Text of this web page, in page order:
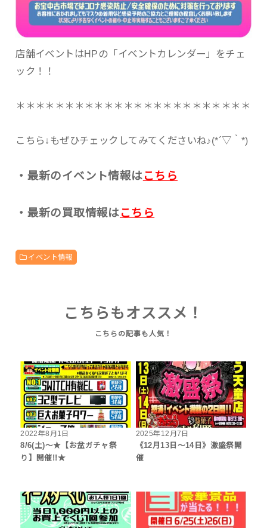
店舗イベントはHPの「イベントカレンダー」をチェ
ック！！
＊＊＊＊＊＊＊＊＊＊＊＊＊＊＊＊＊＊＊＊＊＊＊＊
こちら↓もぜひチェックしてみてくださいね♪(*´▽｀*)
・最新のイベント情報はこちら
・最新の買取情報はこちら
イベント情報
こちらもオススメ！
2022年8月1日
8/6(土)～★【お盆ガチャ祭
り】開催!!★
2025年12月7日
《12月13日～14日》激盛祭開
催